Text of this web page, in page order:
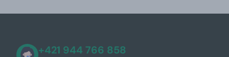
+421 944 766 858